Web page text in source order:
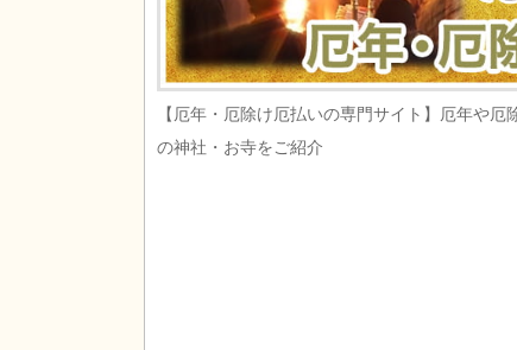
【厄年・厄除け厄払いの専門サイト】厄年や
の神社・お寺をご紹介